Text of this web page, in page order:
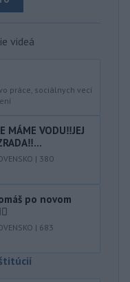
videá
práce, sociálnych vecí
MÁME VODU‼️JEJ
| 380
po novom
| 683